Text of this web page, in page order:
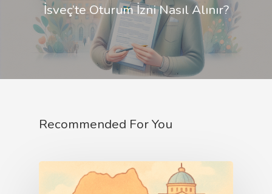
İsveç’te Oturum İzni Nasıl Alınır?
Recommended For You